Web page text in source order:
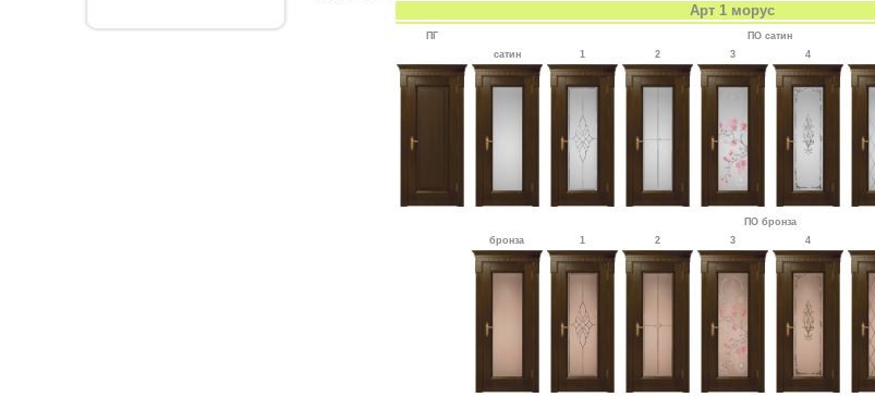
Арт 1 морус
ПГ
ПО сатин
сатин
1 2 3 4
ПО бронза
бронза
1 2 3 4